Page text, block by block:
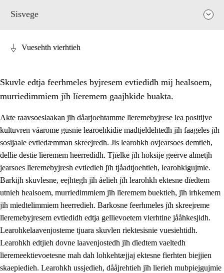
Sisvege
3. Prinsihph skuvlen rïektesisnie
3.1 Feerhmeles lïeremebyjrese
3.2 Ööhpehtimmie jïh sjïehtedamme lïerehtimmie
3.3 Gåetie jïh skuvle laavenjostoeh
Vuesehth vierhtieh
Skuvle edtja feerhmeles byjresem evtiedidh mij healsoem,
murriedimmiem jïh lïeremem gaajhkide buakta.
Akte raavsoeslaakan jïh dåarjoehtamme lïeremebyjrese lea positijve
kultuvren våarome gusnie learoehkidie madtjeldehtedh jïh faageles jïh
sosijaale evtiedæmman skreejredh. Jis learohkh ovjearsoes demtieh,
dellie destie lïeremem heerredidh. Tjïelke jïh hoksije geerve almetjh
jearsoes lïeremebyjresh evtiedieh jïh tjåadtjoehtieh, learohkigujmie.
Barkijh skuvlesne, eejhtegh jïh åelieh jïh learohkh ektesne dïedtem
utnieh healsoem, murriedimmiem jïh lïeremem buektieh, jïh irhkemem
jïh mïedtelimmiem heerredieh. Barkosne feerhmeles jïh skreejreme
lïeremebyjresem evtiedidh edtja gellievoetem vierhtine jååhkesjidh.
Learohkelaavenjosteme tjuara skuvlen rïektesisnie vuesiehtidh.
Learohkh edtjieh dovne laavenjostedh jïh dïedtem vaeltedh
lïeremeektievoetesne mah dah lohkehtæjjaj ektesne fïerhten biejjien
skaepiedieh. Learohkh ussjedieh, dååjrehtieh jïh lierieh mubpiejgujmie